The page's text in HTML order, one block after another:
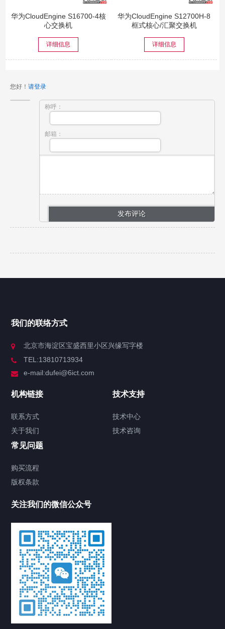
华为CloudEngine S16700-4核
心交换机
详细信息
华为CloudEngine S12700H-8
框式核心/汇聚交换机
详细信息
您好！ 请登录
称呼：
邮箱：
我们的联络方式
北京市海淀区宝盛西里小区兴缘写字楼
TEL:13810713934
e-mail:dufei@6ict.com
机构链接
联系方式
关于我们
技术支持
技术中心
技术咨询
常见问题
购买流程
版权条款
关注我们的微信公众号